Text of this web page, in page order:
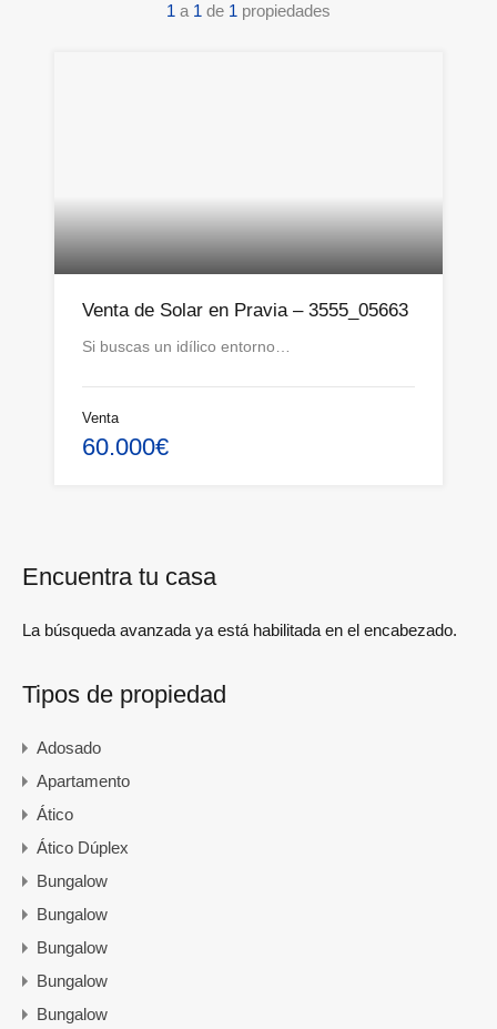
1 a 1 de 1 propiedades
Venta de Solar en Pravia – 3555_05663
Si buscas un idílico entorno…
Venta
60.000€
Encuentra tu casa
La búsqueda avanzada ya está habilitada en el encabezado.
Tipos de propiedad
Adosado
Apartamento
Ático
Ático Dúplex
Bungalow
Bungalow
Bungalow
Bungalow
Bungalow